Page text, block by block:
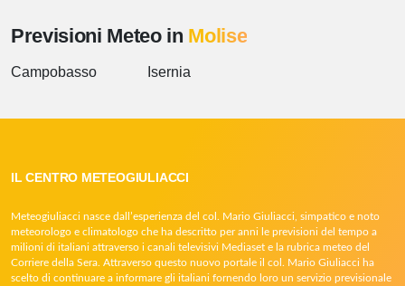
Previsioni Meteo in Molise
Campobasso Isernia
IL CENTRO METEOGIULIACCI
Meteogiuliacci nasce dall’esperienza del col. Mario Giuliacci, simpatico e noto
meteorologo e climatologo che ha descritto per anni le previsioni del tempo a
milioni di italiani attraverso i canali televisivi Mediaset e la rubrica meteo del
Corriere della Sera. Attraverso questo nuovo portale il col. Mario Giuliacci ha
scelto di continuare a informare gli italiani fornendo loro un servizio previsionale